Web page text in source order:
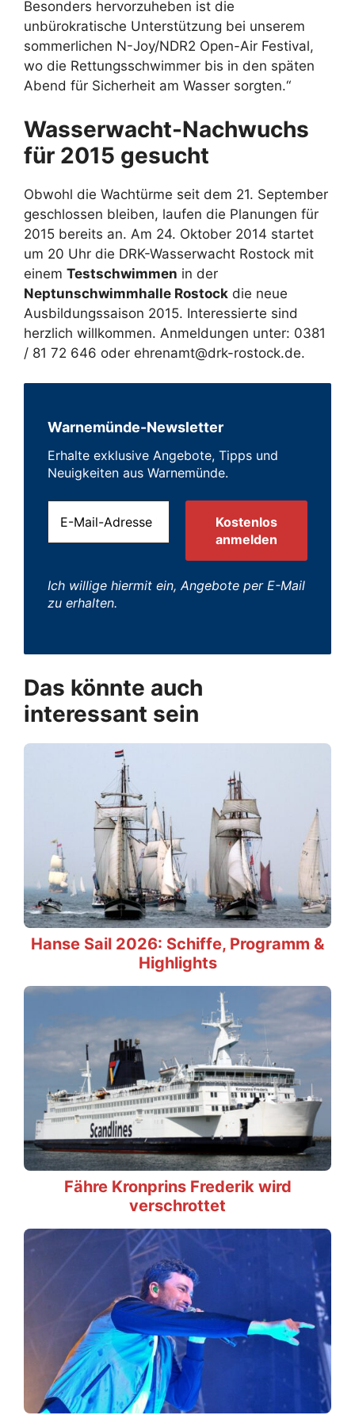
Besonders hervorzuheben ist die
unbürokratische Unterstützung bei unserem
sommerlichen N-Joy/NDR2 Open-Air Festival,
wo die Rettungsschwimmer bis in den späten
Abend für Sicherheit am Wasser sorgten.“
Wasserwacht-Nachwuchs
für 2015 gesucht
Obwohl die Wachtürme seit dem 21. September
geschlossen bleiben, laufen die Planungen für
2015 bereits an. Am 24. Oktober 2014 startet
um 20 Uhr die DRK-Wasserwacht Rostock mit
einem Testschwimmen in der
Neptunschwimmhalle Rostock die neue
Ausbildungssaison 2015. Interessierte sind
herzlich willkommen. Anmeldungen unter: 0381
/ 81 72 646 oder ehrenamt@drk-rostock.de.
Warnemünde-Newsletter
Erhalte exklusive Angebote, Tipps und
Neuigkeiten aus Warnemünde.
Ich willige hiermit ein, Angebote per E-Mail
zu erhalten.
Das könnte auch
interessant sein
Hanse Sail 2026: Schiffe, Programm &
Highlights
Fähre Kronprins Frederik wird
verschrottet